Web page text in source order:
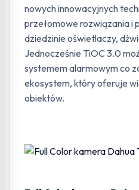
nowych innowacyjnych
przełomowe rozwiązania i
dziedzinie oświetlaczy,
Jednocześnie TiOC 3.0
systemem alarmowym co
ekosystem, który oferuje
obiektów.